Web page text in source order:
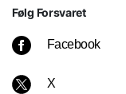
Følg Forsvaret
Facebook
X